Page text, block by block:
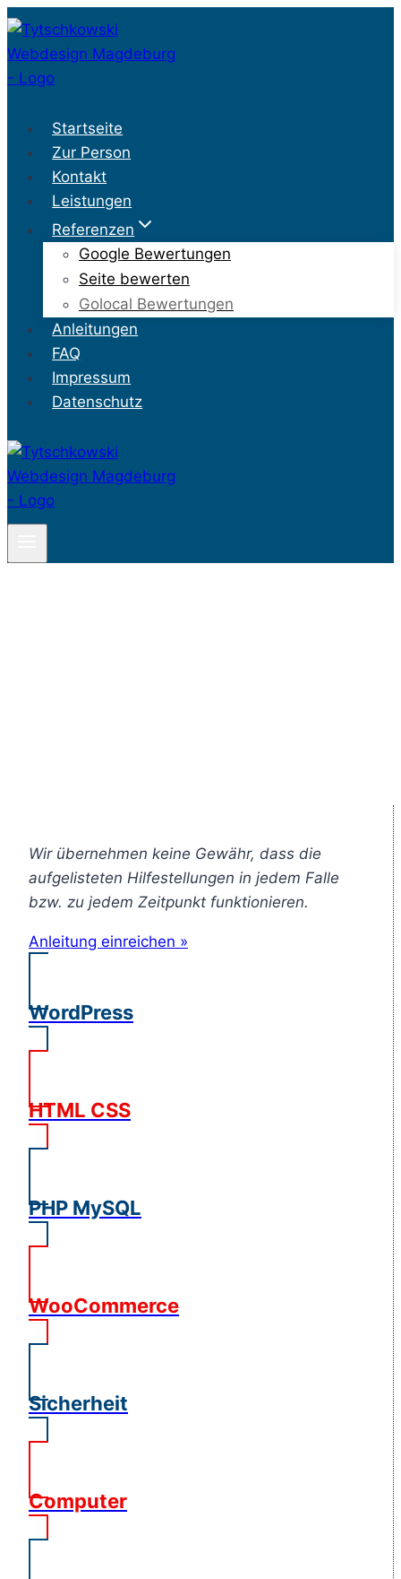
Zum
Inhalt
springen
Startseite
Zur Person
Kontakt
Leistungen
Referenzen
Google Bewertungen
Seite bewerten
Golocal Bewertungen
Anleitungen
FAQ
Impressum
Datenschutz
Wir übernehmen keine Gewähr, dass die
aufgelisteten Hilfestellungen in jedem Falle
bzw. zu jedem Zeitpunkt funktionieren.
Anleitung einreichen »
WordPress
HTML CSS
PHP MySQL
WooCommerce
Sicherheit
Computer